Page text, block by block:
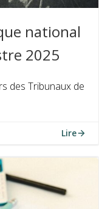
national
2025
des Tribunaux de
Lire